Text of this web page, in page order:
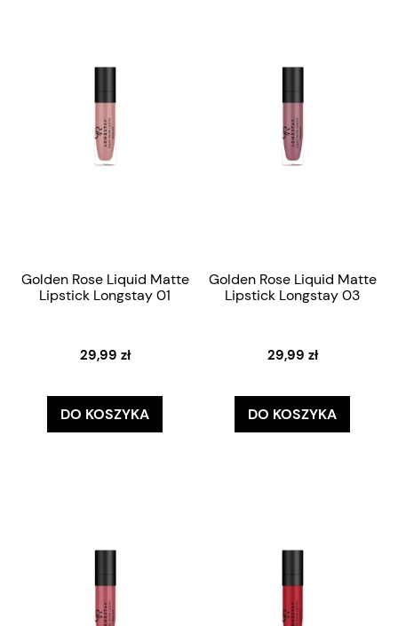
Golden Rose Liquid Matte
Lipstick Longstay 01
29,99 zł
DO KOSZYKA
Golden Rose Liquid Matte
Lipstick Longstay 03
29,99 zł
DO KOSZYKA